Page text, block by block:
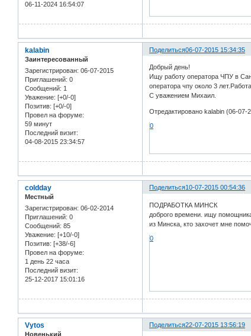
06-11-2024 16:54:07
Поделиться06-07-2015 15:34:35
kalabin
Заинтересованный
Зарегистрирован: 06-07-2015
Приглашений: 0
Сообщений: 1
Уважение: [+0/-0]
Позитив: [+0/-0]
Провел на форуме:
59 минут
Последний визит:
04-08-2015 23:34:57
Добрый день!
Ищу работу оператора ЧПУ в
оператора чпу около 3
С уважением Михаил.
Отредактировано kalabin (06-07-
0
Поделиться10-07-2015 00:54:36
coldday
Местный
Зарегистрирован: 06-02-2014
Приглашений: 0
Сообщений: 85
Уважение: [+10/-0]
Позитив: [+38/-6]
Провел на форуме:
1 день 22 часа
Последний визит:
25-12-2017 15:01:16
ПОДРАБОТКА МИНСК
доброго времени. ищу
из Минска, кто захочет мне
0
Поделиться22-07-2015 13:56:19
Vytos
Новенький